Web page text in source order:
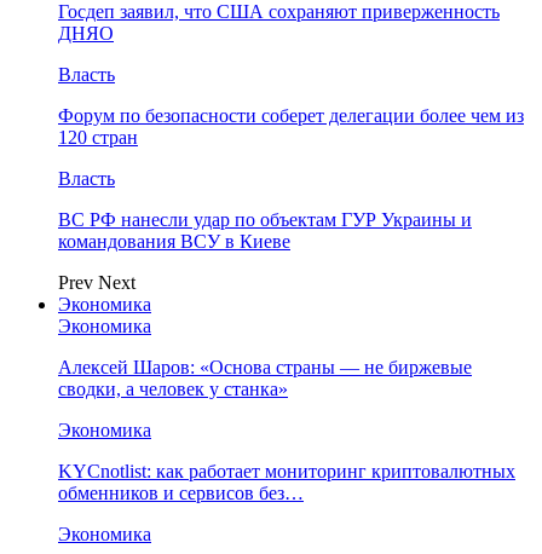
Госдеп заявил, что США сохраняют приверженность
ДНЯО
Власть
Форум по безопасности соберет делегации более чем из
120 стран
Власть
ВС РФ нанесли удар по объектам ГУР Украины и
командования ВСУ в Киеве
Prev Next
Экономика
Экономика
Алексей Шаров: «Основа страны — не биржевые
сводки, а человек у станка»
Экономика
KYCnotlist: как работает мониторинг криптовалютных
обменников и сервисов без…
Экономика